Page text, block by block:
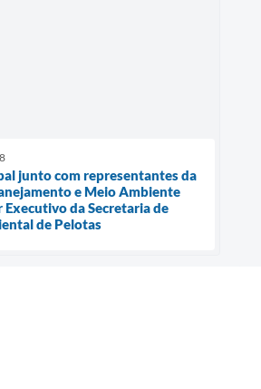
junto com representantes da
e Meio Ambiente
da Secretaria de
de Pelotas